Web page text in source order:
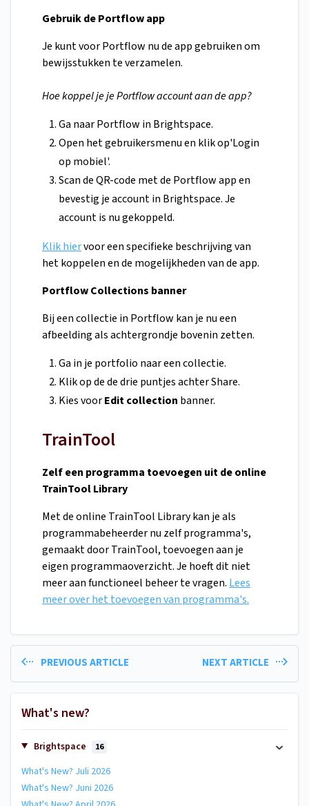
Gebruik de Portflow app
Je kunt voor Portflow nu de app gebruiken om
bewijsstukken te verzamelen.
Hoe koppel je je Portflow account aan de app?
Ga naar Portflow in Brightspace.
Open het gebruikersmenu en klik op'Login
op mobiel'.
Scan de QR-code met de Portflow app en
bevestig je account in Brightspace. Je
account is nu gekoppeld.
Klik hiervoor een specifieke beschrijving van
het koppelen en de mogelijkheden van de app.
Portflow Collections banner
Bij een collectie in Portflow kan je nu een
afbeelding als achtergrondje bovenin zetten.
Ga in je portfolio naar een collectie.
Klik op de de drie puntjes achter Share.
Kies voorEdit collection banner.
TrainTool
Zelf een programma toevoegen uit de online
TrainTool Library
Met de online TrainTool Library kan je als
programmabeheerder nu zelf programma's,
gemaakt door TrainTool, toevoegen aan je
eigen programmaoverzicht. Je hoeft dit niet
meer aan functioneel beheer te vragen. Lees
meer over het toevoegen van programma's.
PREVIOUS ARTICLE NEXT ARTICLE
What's new?
Brightspace 16
What's New? Juli 2026
What's New? Juni 2026